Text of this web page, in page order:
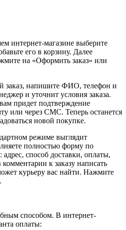
интернет-магазине выберите
его в корзину. Далее
на «Оформить заказ» или
заказ, напишите ФИО, телефон и
и уточнит условия заказа.
придет подтверждение
или через СМС. Теперь останется
новой покупке.
режиме выглядит
полностью форму по
способ доставки, оплаты,
к заказу написать
курьеру вас найти. Нажмите
способом. В интернет-
оплаты: